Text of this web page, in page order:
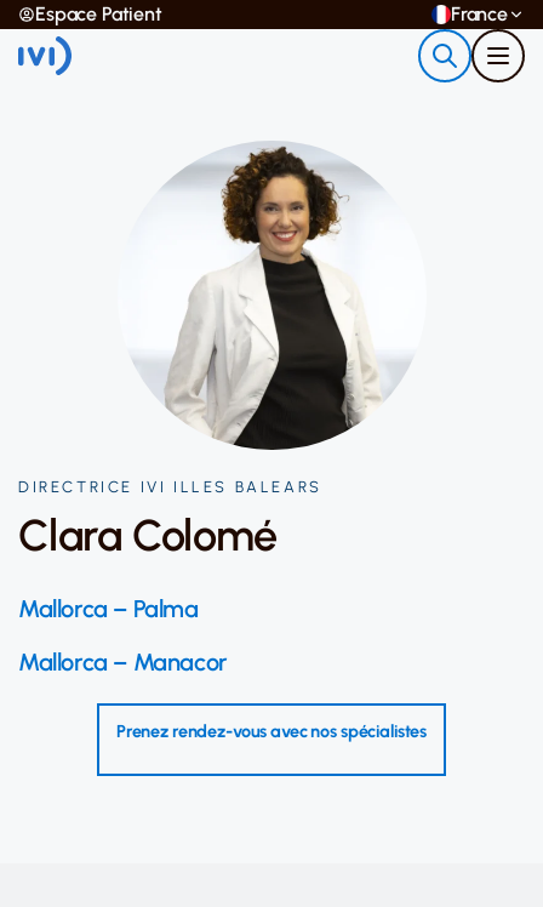
Espace Patient France
DIRECTRICE IVI ILLES BALEARS
Clara Colomé
Mallorca – Palma
Mallorca – Manacor
Prenez rendez-vous avec nos spécialistes